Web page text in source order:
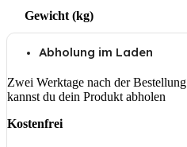
Gewicht (kg)
Abholung im Laden
Zwei Werktage nach der Bestellung
kannst du dein Produkt abholen
Kostenfrei